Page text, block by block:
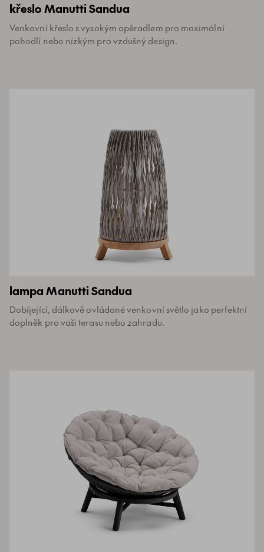
křeslo Manutti Sandua
Venkovní křeslo s vysokým opěradlem pro maximální
pohodlí nebo nízkým pro vzdušný design.
lampa Manutti Sandua
Dobíjející, dálkově ovládané venkovní světlo jako perfektní
doplněk pro vaši terasu nebo zahradu.